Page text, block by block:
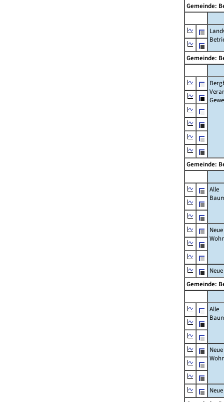
Gemeinde:
Gemeinde:
Gemeinde:
Alle
Neue
Gemeinde:
Alle
Neue